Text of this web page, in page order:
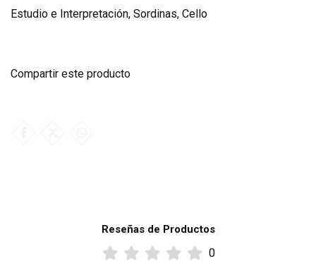
Estudio e Interpretación, Sordinas, Cello
Compartir este producto
Reseñas de Productos
0